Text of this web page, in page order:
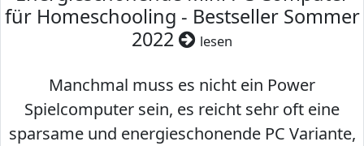
für Homeschooling - Bestseller Sommer
2022
lesen
Manchmal muss es nicht ein Power
Spielcomputer sein, es reicht sehr oft eine
sparsame und energieschonende PC Variante,